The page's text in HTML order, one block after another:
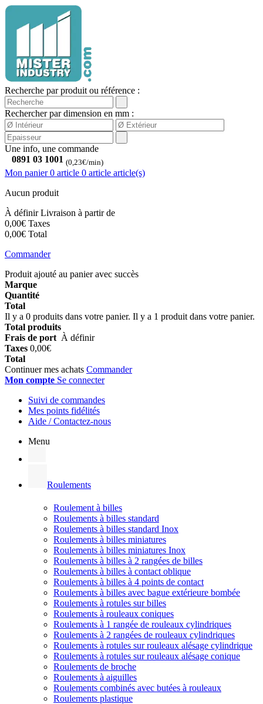
Recherche par produit ou référence :
Rechercher par dimension en mm :
Une info, une commande
0891 03 1001 (0,23€/min)
Mon panier 0 article 0 article article(s)
Aucun produit
À définirLivraison à partir de
0,00€ Taxes
0,00€ Total
Commander
Produit ajouté au panier avec succès
Marque
Quantité
Total
Il y a 0 produits dans votre panier. Il y a 1 produit dans votre panier.
Total produits
Frais de port À définir
Taxes 0,00€
Total
Continuer mes achats Commander
Mon compte Se connecter
Suivi de commandes
Mes points fidélités
Aide / Contactez-nous
Menu
Roulements
Roulement à billes
Roulements à billes standard
Roulements à billes standard Inox
Roulements à billes miniatures
Roulements à billes miniatures Inox
Roulements à billes à 2 rangées de billes
Roulements à billes à contact oblique
Roulements à billes à 4 points de contact
Roulements à billes avec bague extérieure bombée
Roulements à rotules sur billes
Roulements à rouleaux coniques
Roulements à 1 rangée de rouleaux cylindriques
Roulements à 2 rangées de rouleaux cylindriques
Roulements à rotules sur rouleaux alésage cylindrique
Roulements à rotules sur rouleaux alésage conique
Roulements de broche
Roulements à aiguilles
Roulements combinés avec butées à rouleaux
Roulements plastique